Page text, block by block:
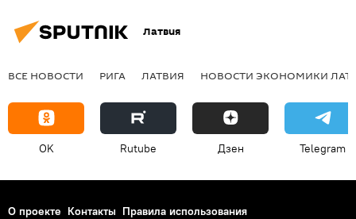
Латвия
ВСЕ НОВОСТИ РИГА ЛАТВИЯ НОВОСТИ ЭКОНОМИКИ
OK Rutube Дзен Telegram
О проекте Контакты Правила использования